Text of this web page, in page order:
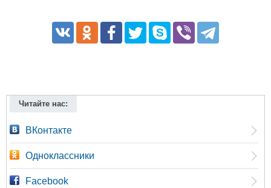
Читайте нас:
ВКонтакте
Одноклассники
Facebook